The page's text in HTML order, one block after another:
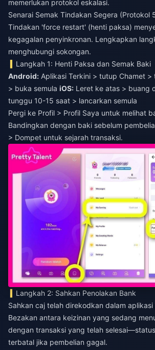
memerlukan protokol eskalasi.
Senarai Semak Tindakan Segera (Protokol
Tindakan 'force restart' (henti paksa)
kegagalan penyinkronan. Lengkapkan
menghubungi sokongan.
Langkah 1: Henti Paksa dan Semak Baki
Android: Aplikasi Terkini > tutup Chamet
> buka semula iOS: Leret ke atas > buang
tunggu 10-15 saat > lancarkan semula
Pergi ke Profil > Profil Saya untuk melihat
Bandingkan dengan baki sebelum
> Dompet untuk sejarah transaksi.
Langkah 2: Sahkan Penolakan Bank
Sahkan caj telah direkodkan dalam
Bezakan antara keizinan yang sedang
dengan transaksi yang telah
terbatal jika pembelian gagal.